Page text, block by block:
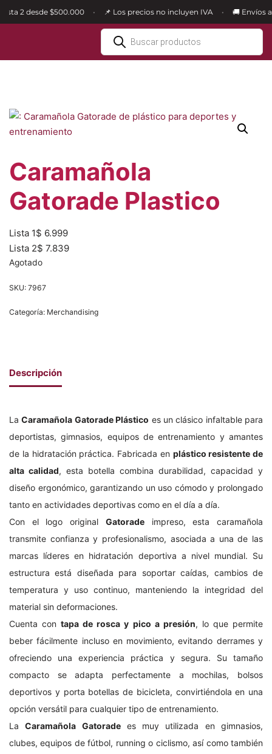
contenido
2 desde $500.000 📌 Los precios no incluyen IVA 🚚 Envíos a
Caramañola
Gatorade Plastico
Lista 1$ 6.999
Lista 2$ 7.839
Agotado
SKU: 7967
Categoría: Merchandising
Descripción
LaCaramañola Gatorade Plástico es un clásico infaltable para
deportistas, gimnasios, equipos de entrenamiento y amantes
de la hidratación práctica. Fabricada en plástico resistente de
alta calidad, esta botella combina durabilidad, capacidad y
diseño ergonómico, garantizando un uso cómodo y prolongado
tanto en actividades deportivas como en el día a día.
Con el logo original Gatoradeimpreso, esta caramañola
transmite confianza y profesionalismo, asociada a una de las
marcas líderes en hidratación deportiva a nivel mundial. Su
estructura está diseñada para soportar caídas, cambios de
temperatura y uso continuo, manteniendo la integridad del
material sin deformaciones.
Cuenta contapa de rosca y pico a presión, lo que permite
beber fácilmente incluso en movimiento, evitando derrames y
ofreciendo una experiencia práctica y segura. Su tamaño
compacto se adapta perfectamente a mochilas, bolsos
deportivos y porta botellas de bicicleta, convirtiéndola en una
opción versátil para cualquier tipo de entrenamiento.
LaCaramañola Gatoradees muy utilizada en gimnasios,
clubes, equipos de fútbol, running o ciclismo, así como también